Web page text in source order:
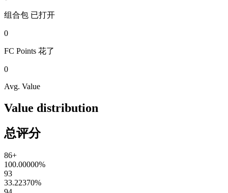
组合包 已打开
0
FC Points 花了
0
Avg. Value
Value distribution
总评分
86+
100.00000%
93
33.22370%